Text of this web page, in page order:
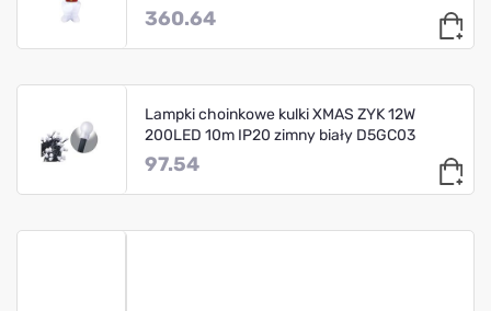
360.64
Lampki choinkowe kulki XMAS ZYK 12W
200LED 10m IP20 zimny biały D5GC03
97.54